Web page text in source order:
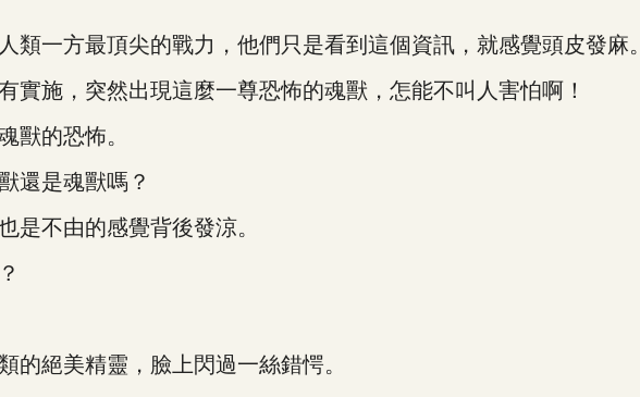
一方最頂尖的戰力，他們只是看到這個資訊，就感覺頭皮發麻。
施，突然出現這麼一尊恐怖的魂獸，怎能不叫人害怕啊！
的恐怖。
是魂獸嗎？
不由的感覺背後發涼。
絕美精靈，臉上閃過一絲錯愕。